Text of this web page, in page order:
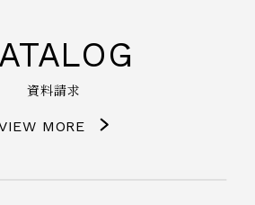
資料請求
MORE